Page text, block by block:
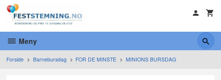
Gå
innholdet
Meny
Forside Barnebursdag FOR DE MINSTE MINIONS BURSDAG